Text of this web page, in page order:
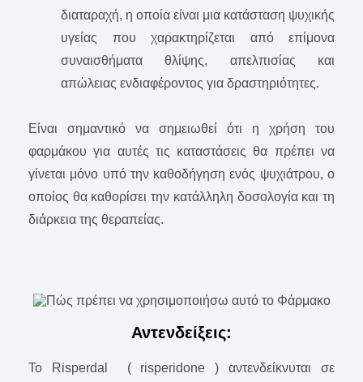
διαταραχή, η οποία είναι μια κατάσταση ψυχικής
υγείας που χαρακτηρίζεται από επίμονα
συναισθήματα θλίψης, απελπισίας και
απώλειας ενδιαφέροντος για δραστηριότητες.
Είναι σημαντικό να σημειωθεί ότι η χρήση του
φαρμάκου για αυτές τις καταστάσεις θα πρέπει να
γίνεται μόνο υπό την καθοδήγηση ενός ψυχιάτρου, ο
οποίος θα καθορίσει την κατάλληλη δοσολογία και τη
διάρκεια της θεραπείας.
Αντενδείξεις:
Το Risperdal ( risperidone ) αντενδείκνυται σε